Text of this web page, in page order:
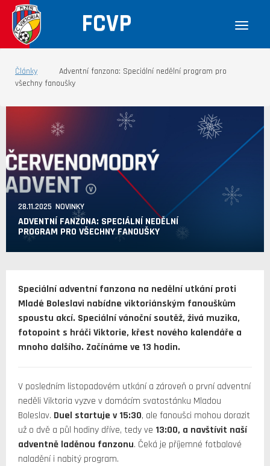
FCVP
Články
Adventní fanzona: Speciální nedělní program pro
všechny fanoušky
28.11.2025 NOVINKY
ADVENTNÍ FANZONA: SPECIÁLNÍ NEDĚLNÍ
PROGRAM PRO VŠECHNY FANOUŠKY
Speciální adventní fanzona na nedělní utkání proti
Mladé Boleslavi nabídne viktoriánským fanouškům
spoustu akcí. Speciální vánoční soutěž, živá muzika,
fotopoint s hráči Viktorie, křest nového kalendáře a
mnoho dalšího. Začínáme ve 13 hodin.
V posledním listopadovém utkání a zároveň o první adventní
neděli Viktoria vyzve v domácím svatostánku Mladou
Boleslav. Duel startuje v 15:30, ale fanoušci mohou dorazit
už o dvě a půl hodiny dříve, tedy ve 13:00, a navštívit naší
adventně laděnou fanzonu. Čeká je příjemné fotbalové
naladění i nabitý program.